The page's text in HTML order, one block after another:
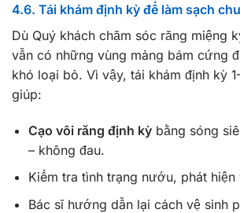
4.6. Tái khám định kỳ để làm sạch
Dù Quý khách chăm sóc răng miệng
vẫn có những vùng mảng bám cứng
khó loại bỏ. Vì vậy, tái khám định kỳ
giúp:
Cạo vôi răng định kỳbằng sóng
– không đau.
Kiểm tra tình trạng nướu, phát hiện
Bác sĩ hướng dẫn lại cách vệ sinh